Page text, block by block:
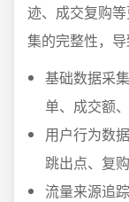
迹、成交复购
集的完整性，导
基础数据采
单、成交额
用户行为数
跳出点、复
流量来源追